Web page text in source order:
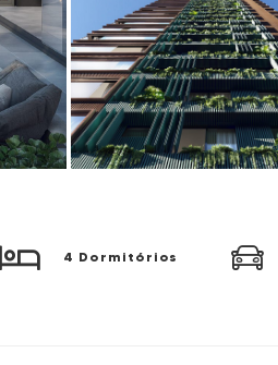
4 Dormitórios